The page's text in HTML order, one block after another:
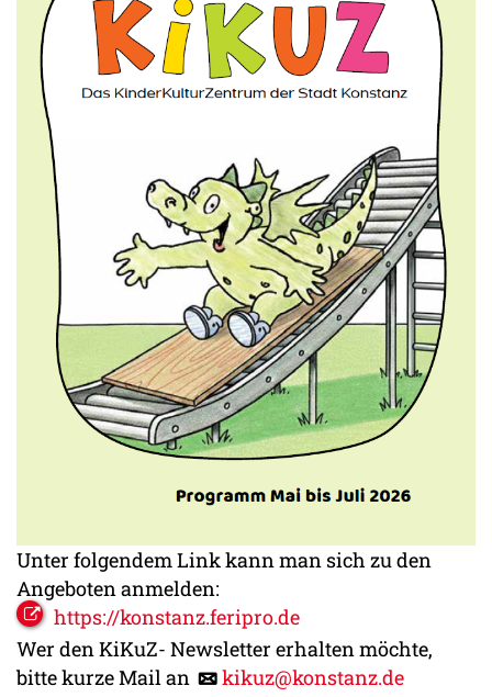
Unter folgendem Link kann man sich zu den
Angeboten anmelden:
https://konstanz.feripro.de
Wer den KiKuZ- Newsletter erhalten möchte,
bitte kurze Mail an
kikuz@konstanz.de